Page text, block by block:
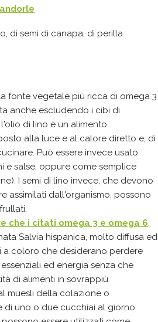
di semi di canapa, di perilla
fonte vegetale più ricca di omega 3
anche escludendo i cibi di
di lino è un alimento
alla luce e al calore diretto e, di
Può essere invece usato
e salse, oppure come semplice
I semi di lino invece, che devono
assimilati dall'organismo, possono
che i citati omega 3 e omega 6.
Salvia hispanica, molto diffusa ed
a coloro che desiderano perdere
ed energia senza che
di alimenti in sovrappiù.
muesli della colazione o
di uno o due cucchiai al giorno